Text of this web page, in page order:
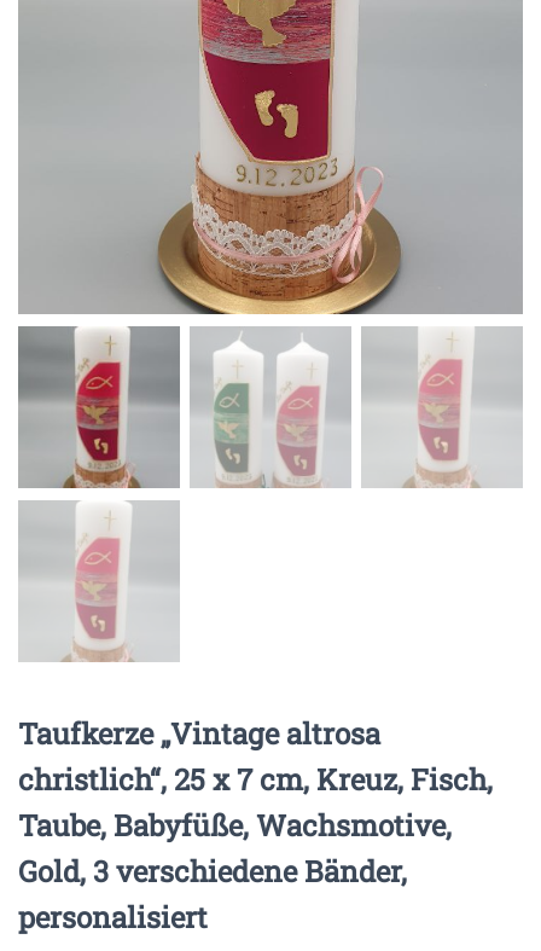
Taufkerze „Vintage altrosa
christlich“, 25 x 7 cm, Kreuz, Fisch,
Taube, Babyfüße, Wachsmotive,
Gold, 3 verschiedene Bänder,
personalisiert